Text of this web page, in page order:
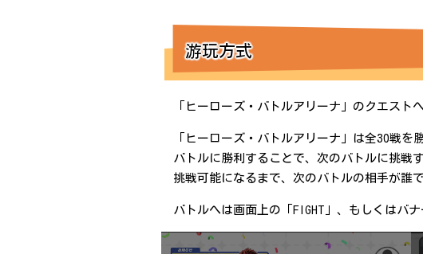
游玩方式
「ヒーローズ・バトルアリーナ」のクエスト
「ヒーローズ・バトルアリーナ」は全30戦を
バトルに勝利することで、次のバトルに挑戦
挑戦可能になるまで、次のバトルの相手が誰
バトルへは画面上の「FIGHT」、もしくはバ